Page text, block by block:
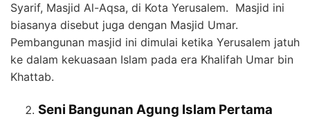
Syarif, Masjid Al-Aqsa, di Kota Yerusalem. Masjid ini
biasanya disebut juga dengan Masjid Umar.
Pembangunan masjid ini dimulai ketika Yerusalem jatuh
ke dalam kekuasaan Islam pada era Khalifah Umar bin
Khattab.
Seni Bangunan Agung Islam Pertama